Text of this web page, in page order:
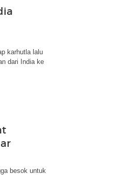
karhutla lalu
dari India ke
besok untuk